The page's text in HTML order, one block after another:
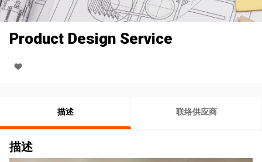
Product Design Service
描述 联络供应商
描述